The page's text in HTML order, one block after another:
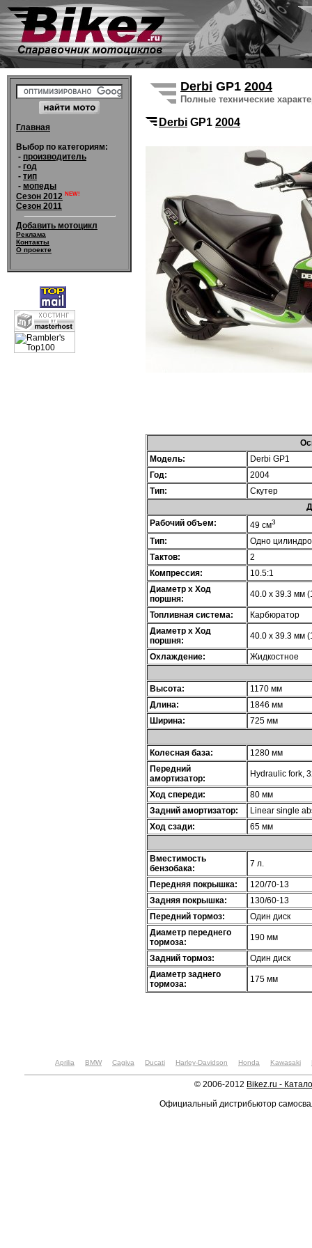
Главная
Выбор по категориям:
- производитель
- год
- тип
- мопеды
Сезон 2012 NEW!
Сезон 2011
Добавить мотоцикл
Реклама
Контакты
О проекте
Derbi GP1 2004
Полные технические
Derbi GP1 2004
Модель:
Derbi GP1
Год:
2004
Тип:
Скутер
Рабочий объем:
49 см3
Тип:
Одно
Тактов:
2
Компрессия:
10.5:1
Диаметр х Ход
поршня:
40.0 x 39.3 мм
Топливная система:
Карбюратор
Диаметр х Ход
поршня:
40.0 x 39.3 мм
Охлаждение: Жидкостное
Высота:
1170 мм
Длина:
1846 мм
Ширина:
725 мм
Колесная база:
1280 мм
Передний
амортизатор:
Hydraulic fork,
Ход спереди:
80 мм
Задний амортизатор:
Linear single
Ход сзади:
65 мм
Вместимость
бензобака:
7 л.
Передняя покрышка:
120/70-13
Задняя покрышка:
130/60-13
Передний тормоз:
Один диск
Диаметр переднего
тормоза:
190 мм
Задний тормоз:
Один диск
Диаметр заднего
тормоза:
175 мм
Aprilia BMW Cagiva Ducati Harley-Davidson Honda Kawasaki
© 2006-2012 Bikez.ru -
Официальный дистрибьютор